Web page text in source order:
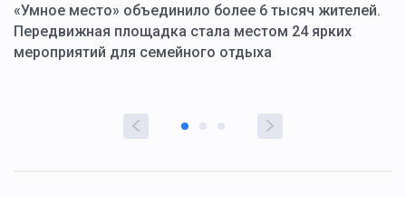
«Умное место» объединило более 6 тысяч жителей.
Передвижная площадка стала местом 24 ярких
мероприятий для семейного отдыха